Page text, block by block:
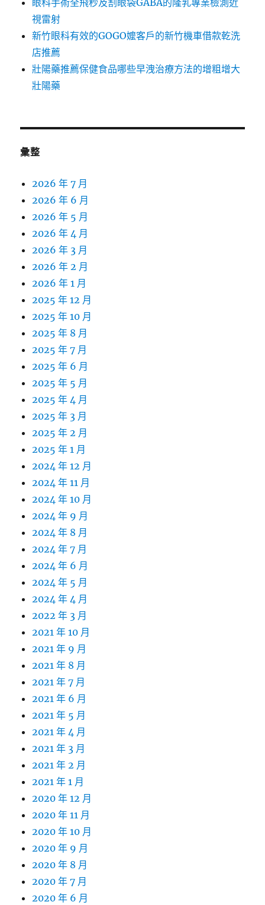
眼科手術全飛秒及割眼袋GABA的隆乳專業檢測近
視雷射
新竹眼科有效的GOGO嬤客戶的新竹機車借款乾洗
店推薦
壯陽藥推薦保健食品哪些早洩治療方法的增粗增大
壯陽藥
彙整
2026 年 7 月
2026 年 6 月
2026 年 5 月
2026 年 4 月
2026 年 3 月
2026 年 2 月
2026 年 1 月
2025 年 12 月
2025 年 10 月
2025 年 8 月
2025 年 7 月
2025 年 6 月
2025 年 5 月
2025 年 4 月
2025 年 3 月
2025 年 2 月
2025 年 1 月
2024 年 12 月
2024 年 11 月
2024 年 10 月
2024 年 9 月
2024 年 8 月
2024 年 7 月
2024 年 6 月
2024 年 5 月
2024 年 4 月
2022 年 3 月
2021 年 10 月
2021 年 9 月
2021 年 8 月
2021 年 7 月
2021 年 6 月
2021 年 5 月
2021 年 4 月
2021 年 3 月
2021 年 2 月
2021 年 1 月
2020 年 12 月
2020 年 11 月
2020 年 10 月
2020 年 9 月
2020 年 8 月
2020 年 7 月
2020 年 6 月